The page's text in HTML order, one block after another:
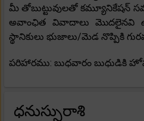
మీ తోబుట్టువులతో కమ్యూనికేషన్
అవాంఛిత వివాదాలు మొదలైనవి
స్థానికులు భుజాలు/మెడ నొప్పికి
పరిహారము: బుధవారం బుధుడికి
ధనుస్సురాశి